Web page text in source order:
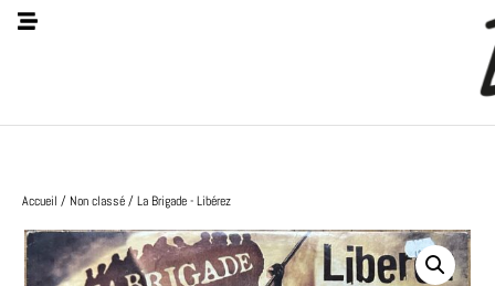
Accueil / Non classé/ La Brigade - Libérez